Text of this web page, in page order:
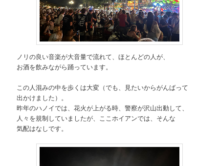
ノリの良い音楽が大音量で流れて、ほとんどの人が、
お酒を飲みながら踊っています。
この人混みの中を歩くは大変（でも、見たいからがんばって
出かけました）。
昨年のハノイでは、花火が上がる時、警察が沢山出動して、
人々を規制していましたが、ここホイアンでは、そんな
気配はなしです。